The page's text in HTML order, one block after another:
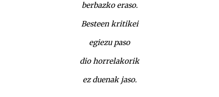
berbazko eraso.
Besteen kritikei
egiezu paso
dio horrelakorik
ez duenak jaso.